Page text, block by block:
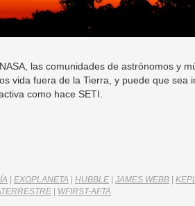
las comunidades de astrónomos y
vida fuera de la Tierra, y puede que sea
como hace SETI.
EXOPLANETA HUBBLE JAMES WEBB
WFIRST-AFTA